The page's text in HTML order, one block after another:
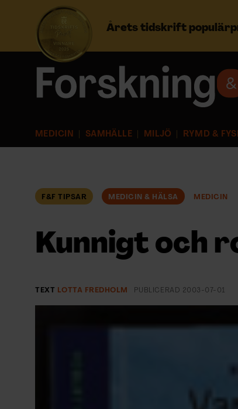
Årets tidskrift
MEDICIN SAMHÄLLE MILJÖ RYMD &
Prenumerera
NYHETSBREV
ARKIV & E-TIDNING
LYSSNA/PODD
SHOP
F&F TIPSAR MEDICIN & HÄLSA MEDICIN
Kunnigt och
TEXT LOTTA FREDHOLM PUBLICERAD 2003-07-01